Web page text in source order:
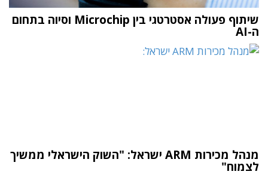
שיתוף פעולה אסטרטגי בין Microchip וסיוה בתחום
ה-AI
מנהל מכירות ARM ישראל: "השוק הישראלי ממשיך
לצמוח"